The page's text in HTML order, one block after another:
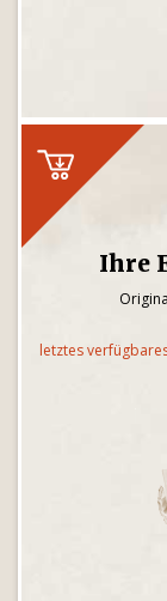
Ihre
letztes